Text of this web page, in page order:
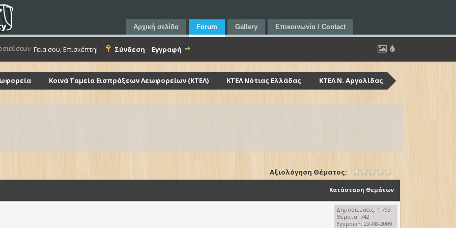
Αρχική σελίδα Forum Gallery Επικοινωνία / Contact
Γεια σου, Επισκέπτη! Σύνδεση Εγγραφή
Κοινά Ταμεία Εισπράξεων Λεωφορείων (ΚΤΕΛ) ΚΤΕΛ Νότιας Ελλάδας ΚΤΕΛ Ν. Αργολίδας
Αξιολόγηση Θέματος:
Κατάσταση Θεμάτων
Δημοσιεύσεις: 1.793
Θέματα: 742
Εγγραφή: 22-08-2009